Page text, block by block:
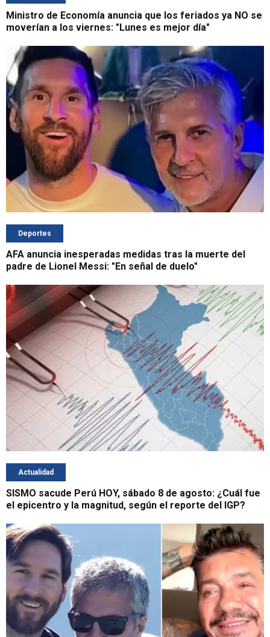
Ministro de Economía anuncia que los feriados ya NO se
moverían a los viernes: "Lunes es mejor día"
Deportes
AFA anuncia inesperadas medidas tras la muerte del
padre de Lionel Messi: "En señal de duelo"
Actualidad
SISMO sacude Perú HOY, sábado 8 de agosto: ¿Cuál fue
el epicentro y la magnitud, según el reporte del IGP?